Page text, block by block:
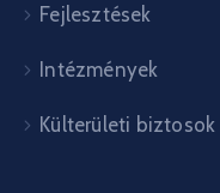
Fejlesztések
Intézmények
Külterületi biztosok